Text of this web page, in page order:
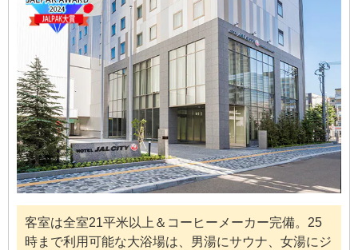
客室は全室21平米以上＆コーヒーメーカー完備。25
時まで利用可能な大浴場は、男湯にサウナ、女湯にジ